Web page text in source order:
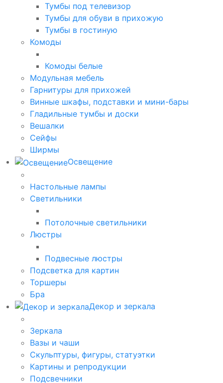
Тумбы под телевизор
Тумбы для обуви в прихожую
Тумбы в гостиную
Комоды
Комоды белые
Модульная мебель
Гарнитуры для прихожей
Винные шкафы, подставки и мини-бары
Гладильные тумбы и доски
Вешалки
Сейфы
Ширмы
Освещение
Настольные лампы
Светильники
Потолочные светильники
Люстры
Подвесные люстры
Подсветка для картин
Торшеры
Бра
Декор и зеркала
Зеркала
Вазы и чаши
Скульптуры, фигуры, статуэтки
Картины и репродукции
Подсвечники